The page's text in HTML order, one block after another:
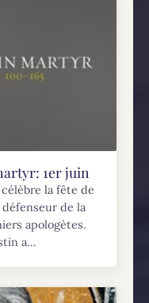
1er juin
la fête de
de la
apologètes.
a...